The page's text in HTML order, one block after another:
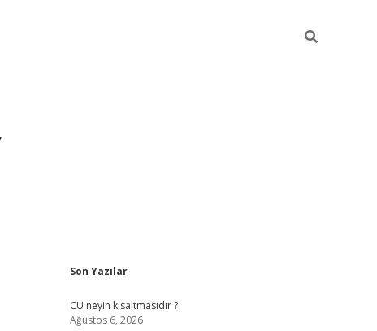
Sidebar
Son Yazılar
CU neyin kısaltmasıdır ?
Ağustos 6, 2026